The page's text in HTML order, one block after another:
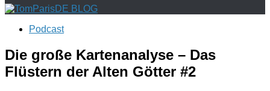
Podcast
Die große Kartenanalyse – Das
Flüstern der Alten Götter #2